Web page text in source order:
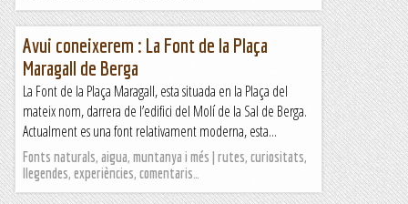
Avui coneixerem : La Font de la Plaça
Maragall de Berga
La Font de la Plaça Maragall, esta situada en la Plaça del
mateix nom, darrera de l’edifici del Molí de la Sal de Berga.
Actualment es una font relativament moderna, esta...
Fonts naturals, aigua, muntanya i més | rutes, curiositats,
llegendes, experiències, comentaris…